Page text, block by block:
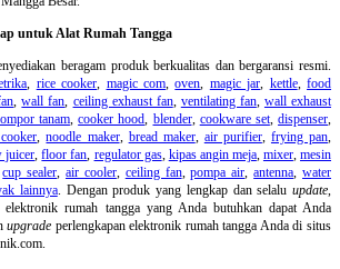
untuk Alat Rumah Tangga
beragam produk berkualitas dan bergaransi resmi.
, rice cooker, magic com,oven, magic jar, kettle,food
,wall fan, ceiling exhaust fan, ventilating fan, wall exhaust
tanam,cooker hood, blender, cookware set,dispenser,
,noodle maker, bread maker, air purifier, frying pan,
juicer,floor fan, regulator gas, kipas angin meja, mixer,mesin
cup sealer,air cooler, ceiling fan,pompa air,antenna,water
lainnya. Dengan produk yang lengkap dan selalu update,
elektronik rumah tangga yang Anda butuhkan dapat Anda
upgrade perlengkapan elektronik rumah tangga Anda di situs